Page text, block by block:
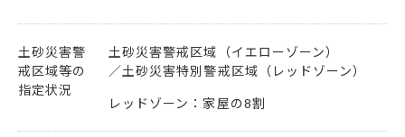
土砂災害警
戒区域等の
指定状況
土砂災害警戒区域（イエローゾーン）
土砂災害特別警戒区域（レッドゾーン）
レッドゾーン：家屋の8割